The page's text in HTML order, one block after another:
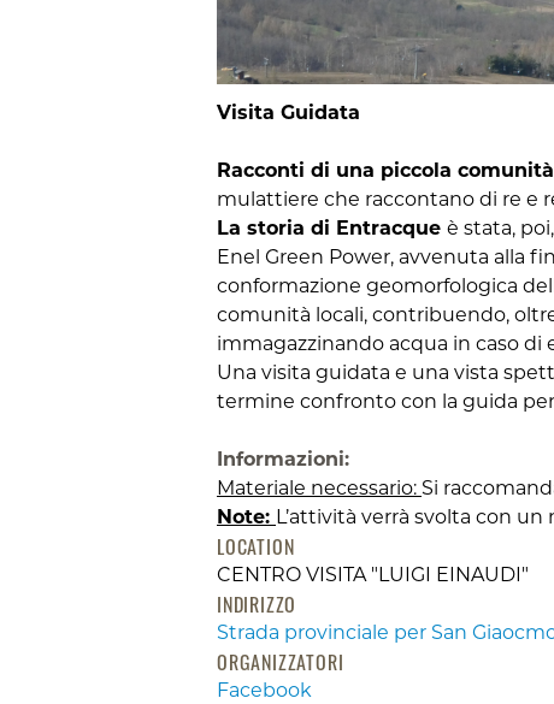
Visita Guidata
Racconti di una piccola comunità
mulattiere che raccontano di re e
La storia di Entracque è stata,
Enel Green Power, avvenuta alla
conformazione geomorfologica
comunità locali, contribuendo,
immagazzinando acqua in caso di
Una visita guidata e una vista
termine confronto con la guida
Informazioni:
Materiale necessario: Si
Note: L’attività verrà svolta con
LOCATION
CENTRO VISITA "LUIGI EINAUDI"
INDIRIZZO
Strada provinciale per San
ORGANIZZATORI
Facebook